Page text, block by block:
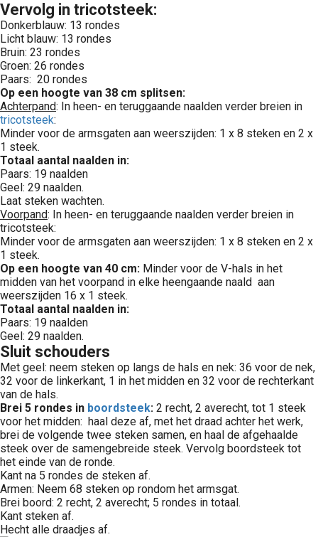
Vervolg in tricotsteek:
Donkerblauw: 13 rondes
Licht blauw: 13 rondes
Bruin: 23 rondes
Groen: 26 rondes
Paars: 20 rondes
Op een hoogte van 38 cm splitsen:
Achterpand: In heen- en teruggaande naalden verder breien in
tricotsteek:
Minder voor de armsgaten aan weerszijden: 1 x 8 steken en 2 x
1 steek.
Totaal aantal naalden in:
Paars: 19 naalden
Geel: 29 naalden.
Laat steken wachten.
Voorpand: In heen- en teruggaande naalden verder breien in
tricotsteek:
Minder voor de armsgaten aan weerszijden: 1 x 8 steken en 2 x
1 steek.
Op een hoogte van 40 cm: Minder voor de V-hals in het
midden van het voorpand in elke heengaande naald aan
weerszijden 16 x 1 steek.
Totaal aantal naalden in:
Paars: 19 naalden
Geel: 29 naalden.
Sluit schouders
Met geel: neem steken op langs de hals en nek: 36 voor de nek,
32 voor de linkerkant, 1 in het midden en 32 voor de rechterkant
van de hals.
Brei 5 rondes in boordsteek: 2 recht, 2 averecht, tot 1 steek
voor het midden: haal deze af, met het draad achter het werk,
brei de volgende twee steken samen, en haal de afgehaalde
steek over de samengebreide steek. Vervolg boordsteek tot
het einde van de ronde.
Kant na 5 rondes de steken af.
Armen: Neem 68 steken op rondom het armsgat.
Brei boord: 2 recht, 2 averecht; 5 rondes in totaal.
Kant steken af.
Hecht alle draadjes af.